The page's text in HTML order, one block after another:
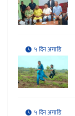
५ दिन अगाडि
५ दिन अगाडि